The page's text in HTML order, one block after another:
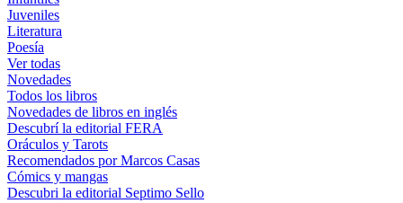
Juveniles
Literatura
Poesía
Ver todas
Novedades
Todos los libros
Novedades de libros en inglés
Descubrí la editorial FERA
Oráculos y Tarots
Recomendados por Marcos Casas
Cómics y mangas
Descubri la editorial Septimo Sello